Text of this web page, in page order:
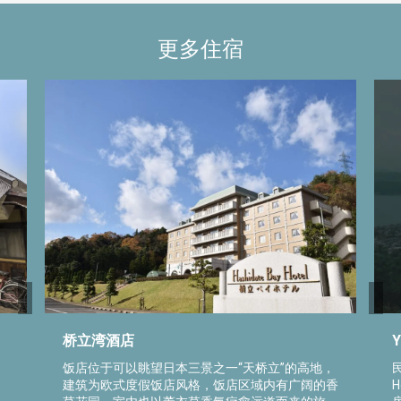
更多住宿
桥立湾酒店
饭店位于可以眺望日本三景之一“天桥立”的高地，
建筑为欧式度假饭店风格，饭店区域内有广阔的香